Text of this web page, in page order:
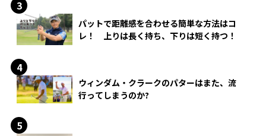
パットで距離感を合わせる簡単な方法はコ
レ！ 上りは長く持ち、下りは短く持つ！
ウィンダム・クラークのパターはまた、流
行ってしまうのか?